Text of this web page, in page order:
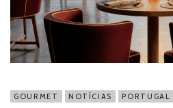
GOURMET NOTÍCIAS PORTUGAL